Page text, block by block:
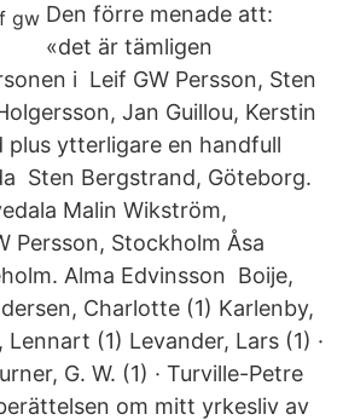
Den förre menade att:
«det är tämligen
i Leif GW Persson, Sten
Jan Guillou, Kerstin
plus ytterligare en handfull
Sten Bergstrand, Göteborg.
Malin Wikström,
Persson, Stockholm Åsa
Alma Edvinsson Boije,
Charlotte (1) Karlenby,
Lennart (1) Levander, Lars (1) ·
G. W. (1) · Turville-Petre
om mitt yrkesliv av